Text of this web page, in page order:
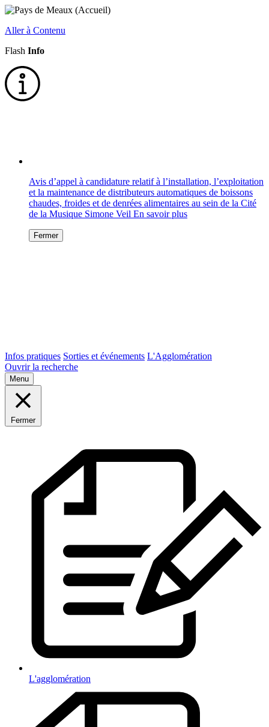
Aller à Contenu
Flash Info
Avis d’appel à candidature relatif à l’installation, l’exploitation
et la maintenance de distributeurs automatiques de boissons
chaudes, froides et de denrées alimentaires au sein de la Cité
de la Musique Simone Veil En savoir plus
Fermer
Infos pratiques Sorties et événements L'Agglomération
Ouvrir la recherche
Menu
Fermer
L'agglomération